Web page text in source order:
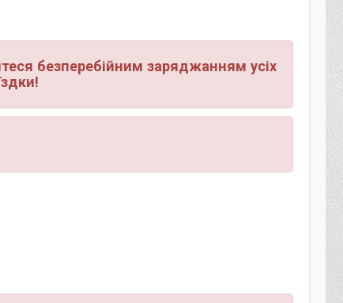
безперебійним заряджанням усіх